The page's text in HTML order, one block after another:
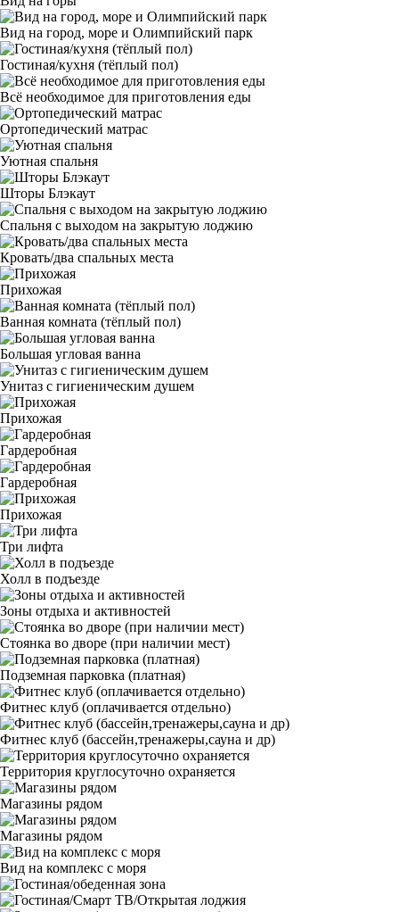
Вид на город, море и Олимпийский парк
Гостиная/кухня (тёплый пол)
Всё необходимое для приготовления еды
Ортопедический матрас
Уютная спальня
Шторы Блэкаут
Спальня с выходом на закрытую лоджию
Кровать/два спальных места
Прихожая
Ванная комната (тёплый пол)
Большая угловая ванна
Унитаз с гигиеническим душем
Прихожая
Гардеробная
Гардеробная
Прихожая
Три лифта
Холл в подъезде
Зоны отдыха и активностей
Стоянка во дворе (при наличии мест)
Подземная парковка (платная)
Фитнес клуб (оплачивается отдельно)
Фитнес клуб (бассейн,тренажеры,сауна и др)
Территория круглосуточно охраняется
Магазины рядом
Магазины рядом
Вид на комплекс с моря